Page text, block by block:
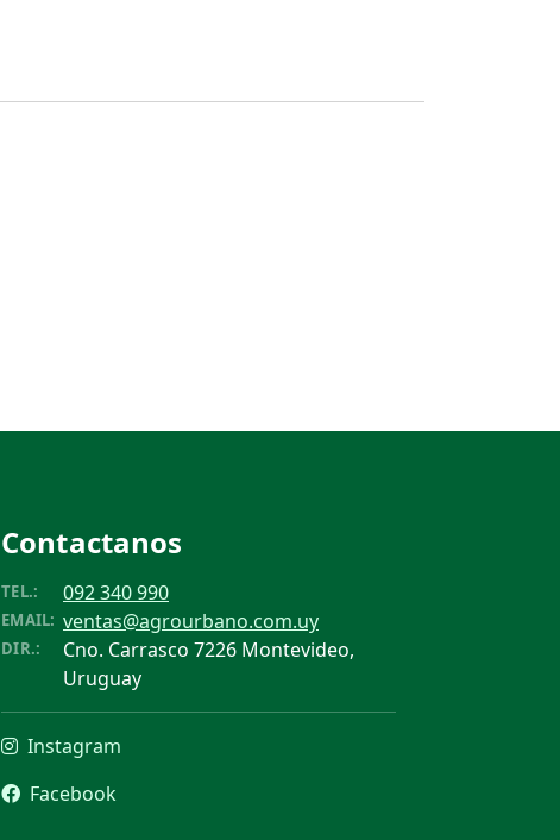
Contactanos
TEL.: 092 340 990
EMAIL: ventas@agrourbano.com.uy
DIR.:
Cno. Carrasco 7226 Montevideo,
Uruguay
Instagram
Facebook